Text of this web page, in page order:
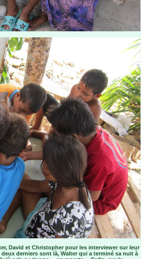
David et Christopher pour les interviewer sur leur
derniers sont là, Walter qui a terminé sa nuit à